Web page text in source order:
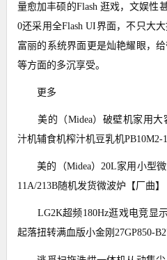
量愈加丰硕的Flash 逛戏，文娱性
0还采用全Flash UI界面，不只大
富丽的系统界面更是灿艳耀眼，
等方面的多沉享受。
更多
美的（Midea）破壁机家用大
汁机辅食机榨汁机豆乳机PB10M2-
美的（Midea）20L家用小型微
11A/213B随机发货微波炉【厂曲】
LG2K超频180Hz逛戏电竞显示
起落扭转满血版小金刚27GP850-